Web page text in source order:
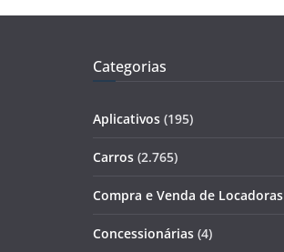
Categorias
Aplicativos (195)
Carros (2.765)
Compra e Venda de Locadoras
Concessionárias (4)